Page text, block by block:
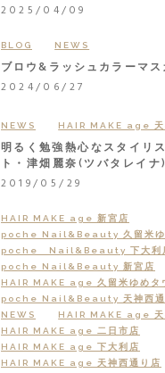
2025/04/09
BLOG NEWS
ブロウ&ラッシュカラーマス
2024/06/27
NEWS HAIR MAKE age 天
明るく勉強熱心なスタイリ
ト・津畑麗奈(ツバタレイナ
ッフ？
2019/05/29
HAIR MAKE age 新宮店
poche Nail&Beauty 久留米ゆ
poche Nail&Beauty 下大利
poche Nail&Beauty 新宮店
HAIR MAKE age 久留米ゆめタ
poche Nail&Beauty 天神西通
NEWS
HAIR MAKE age 天
HAIR MAKE age 二日市店
HAIR MAKE age 下大利店
HAIR MAKE age 天神西通り店